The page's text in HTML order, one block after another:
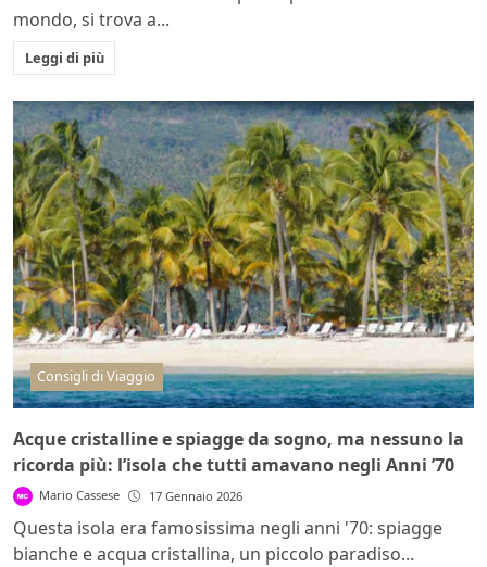
mondo, si trova a...
Leggi di più
Consigli di Viaggio
Acque cristalline e spiagge da sogno, ma nessuno la
ricorda più: l’isola che tutti amavano negli Anni ’70
Mario Cassese 17 Gennaio 2026
Questa isola era famosissima negli anni '70: spiagge
bianche e acqua cristallina, un piccolo paradiso...